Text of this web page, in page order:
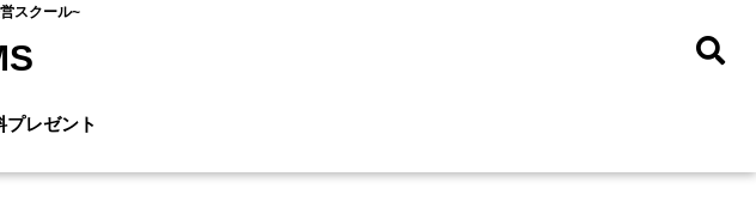
スクール~
プレゼント